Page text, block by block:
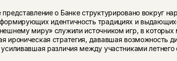
представление о Банке структурировано вокруг
идентичность традициях и
миру» служили источником игр, в которых
ироническая стратегия, дававшая возможность
усиливавшая различия между участниками летнего